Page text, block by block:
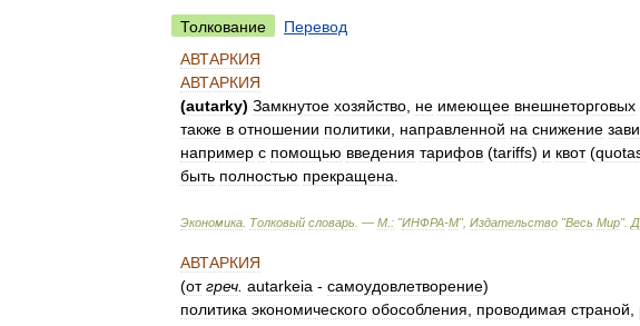
Толкование
Перевод
АВТАРКИЯ
АВТАРКИЯ
(autarky) Замкнутое хозяйство не имеющее внешнеторговых
также в отношении политики направленной на снижение
например с помощью введения тарифов (tariffs) и квот(
быть полностью прекращена
Экономика Толковый словарь . — М : "ИНФРА-М", Издательство "Весь Мир".
АВТАРКИЯ
(от греч autarkeia - самоудовлетворение)
политика экономического обособления проводимая страной